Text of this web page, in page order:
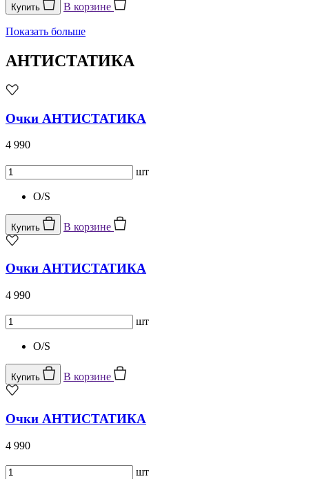
Купить В корзине
Показать больше
АНТИСТАТИКА
Очки АНТИСТАТИКА
4 990
шт
O/S
Купить В корзине
Очки АНТИСТАТИКА
4 990
шт
O/S
Купить В корзине
Очки АНТИСТАТИКА
4 990
шт